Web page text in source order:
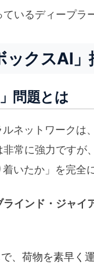
いるディープラ
クスAI」
問題とは
ネットワークは
常に強力ですが
いたか」を完全
ラインド・ジャイ
、荷物を素早く運